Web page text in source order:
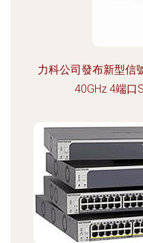
力科公司發布新型信
40GHz 4端口